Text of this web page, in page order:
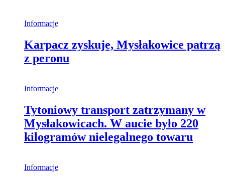
Informacje
Karpacz zyskuje, Mysłakowice patrzą
z peronu
Informacje
Tytoniowy transport zatrzymany w
Mysłakowicach. W aucie było 220
kilogramów nielegalnego towaru
Informacje